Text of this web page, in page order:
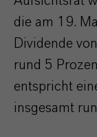
die am 19.
Dividende
rund 5
entspricht
insgesamt